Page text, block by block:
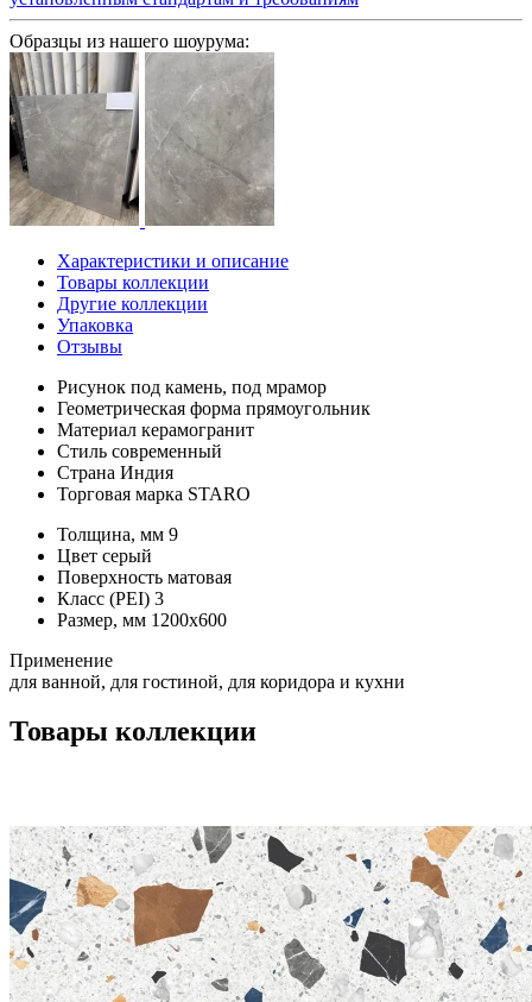
Образцы из нашего шоурума:
Характеристики и описание
Товары коллекции
Другие коллекции
Упаковка
Отзывы
Рисунок под камень, под мрамор
Геометрическая форма прямоугольник
Материал керамогранит
Стиль современный
Страна Индия
Торговая марка STARO
Толщина, мм 9
Цвет серый
Поверхность матовая
Класс (PEI) 3
Размер, мм 1200x600
Применение
для ванной, для гостиной, для коридора и кухни
Товары коллекции